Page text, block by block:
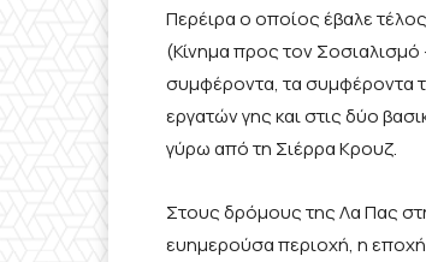
Περέιρα ο οποίος έβαλε
(Κίνημα προς τον
συμφέροντα, τα συμφέροντα
εργατών γης και στις δύο
γύρω από τη Σιέρρα Κρουζ.
Στους δρόμους της Λα Πας
ευημερούσα περιοχή, η